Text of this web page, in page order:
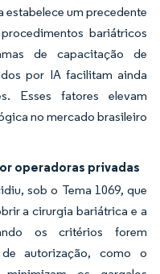
um precedente
bariátricos
de capacitação de
por IA facilitam ainda
Esses fatores elevam
no mercado brasileiro
operadoras privadas
sob o Tema 1069, que
a cirurgia bariátrica e a
os critérios forem
autorização, como o